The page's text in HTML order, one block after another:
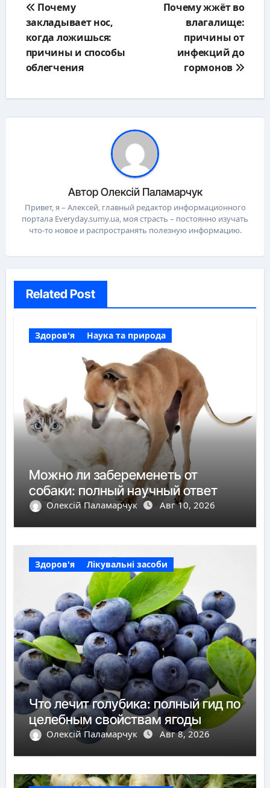
по
записям
Почему
закладывает нос,
когда ложишься:
причины и способы
облегчения
Почему жжёт во
влагалище:
причины от
инфекций до
гормонов
АвторОлексій Паламарчук
Привет, я – Алексей, главный редактор информационного
портала Everyday.sumy.ua, моя страсть – постоянно изучать
что-то новое и распространять полезную информацию.
Related Post
Здоров'я Наука та природа
Можно ли забеременеть от
собаки: полный научный ответ
Олексій Паламарчук Авг 10, 2026
Здоров'я Лікувальні засоби
Что лечит голубика: полный гид по
целебным свойствам ягоды
Олексій Паламарчук Авг 8, 2026